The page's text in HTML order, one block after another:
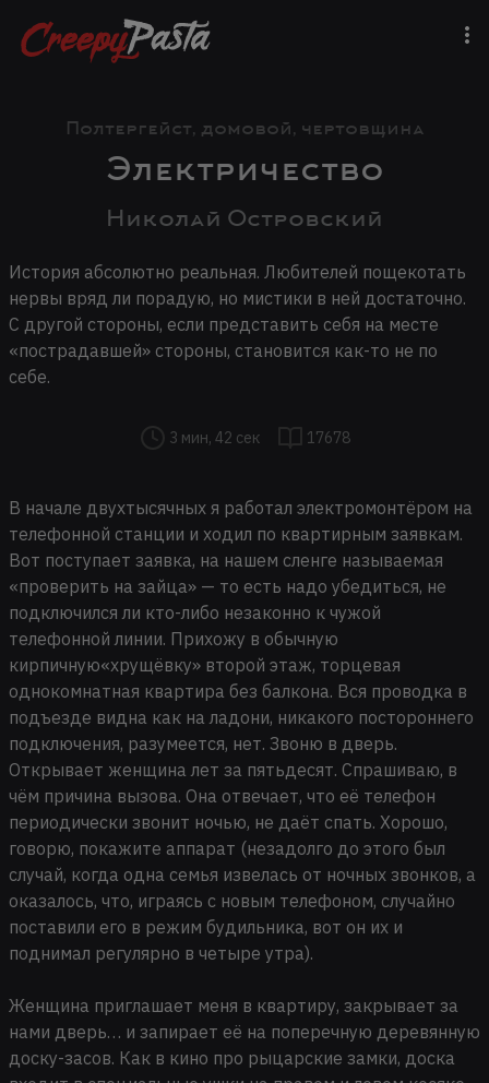
Полтергейст, домовой, чертовщина
Электричество
Николай Островский
История абсолютно реальная. Любителей пощекотать
нервы вряд ли порадую, но мистики в ней достаточно.
С другой стороны, если представить себя на месте
«пострадавшей» стороны, становится как-то не по
себе.
3 мин, 42 сек 17678
В начале двухтысячных я работал электромонтёром на
телефонной станции и ходил по квартирным заявкам.
Вот поступает заявка, на нашем сленге называемая
«проверить на зайца» — то есть надо убедиться, не
подключился ли кто-либо незаконно к чужой
телефонной линии. Прихожу в обычную
кирпичную«хрущёвку» второй этаж, торцевая
однокомнатная квартира без балкона. Вся проводка в
подъезде видна как на ладони, никакого постороннего
подключения, разумеется, нет. Звоню в дверь.
Открывает женщина лет за пятьдесят. Спрашиваю, в
чём причина вызова. Она отвечает, что её телефон
периодически звонит ночью, не даёт спать. Хорошо,
говорю, покажите аппарат (незадолго до этого был
случай, когда одна семья извелась от ночных звонков, а
оказалось, что, играясь с новым телефоном, случайно
поставили его в режим будильника, вот он их и
поднимал регулярно в четыре утра).
Женщина приглашает меня в квартиру, закрывает за
нами дверь… и запирает её на поперечную деревянную
доску-засов. Как в кино про рыцарские замки, доска